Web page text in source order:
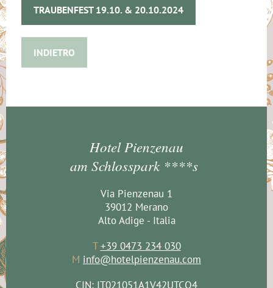
TRAUBENFEST 19.10. & 20.10.2024
INDIETRO
Hotel Pienzenau
am Schlosspark ****s
Via Pienzenau 1
39012 Merano
Alto Adige - Italia
T+39 0473 234 030
M info@hotelpienzenau.com
CIN: IT021051A1V42UTCQ4